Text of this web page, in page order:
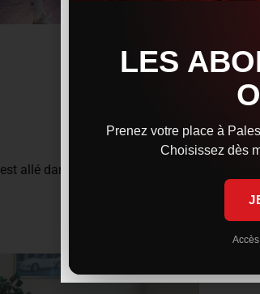
est allé dans les bureaux de
LES
Prenez votre place à
Choisissez dès